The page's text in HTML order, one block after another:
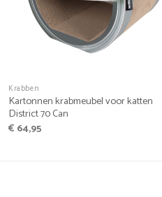
Krabben
Kartonnen krabmeubel voor katten
District 70 Can
€ 64,95